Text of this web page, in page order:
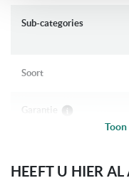
Sub-categories
Soort
Garantie
HEEFT U HIER